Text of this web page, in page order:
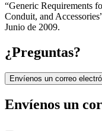
“Generic Requirements
Conduit, and
Junio de 2009.
¿Preguntas?
Envíenos un correo
Envíenos un